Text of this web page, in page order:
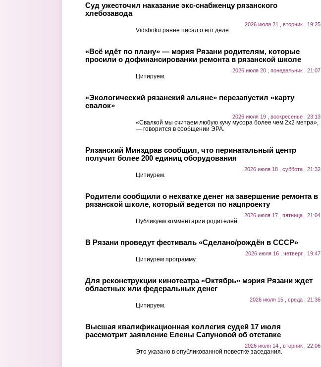
Суд ужесточил наказание экс-снабженцу рязанского
хлебозавода
2026 июля 21 , вторник , 19:25
Vidsboku ранее писал о его деле.
«Всё идёт по плану» — мэрия Рязани родителям, которые
просили о дофинансировании ремонта в рязанской школе
2026 июля 20 , понедельник , 21:07
Цитируем.
«Экологический рязанский альянс» перезапустил «карту
свалок»
2026 июля 19 , воскресенье , 23:13
«Свалкой мы считаем любую кучу мусора более чем 2х2 метра»,
— говорится в сообщении ЭРА.
Рязанский Минздрав сообщил, что перинатальный центр
получит более 200 единиц оборудования
2026 июля 18 , суббота , 21:32
Цитиурем.
Родители сообщили о нехватке денег на завершение ремонта в
рязанской школе, который ведется по нацпроекту
2026 июля 17 , пятница , 21:04
Публикуем комментарии родителей.
В Рязани проведут фестиваль «Сделано/рождён в СССР»
2026 июля 16 , четверг , 19:47
Цитиурем программу.
Для реконструкции кинотеатра «Октябрь» мэрия Рязани ждет
областных или федеральных денег
2026 июля 15 , среда , 21:36
Цитируем.
Высшая квалификационная коллегия судей 17 июля
рассмотрит заявление Елены Сапуновой об отставке
2026 июля 14 , вторник , 22:06
Это указано в опубликованной повестке заседания.